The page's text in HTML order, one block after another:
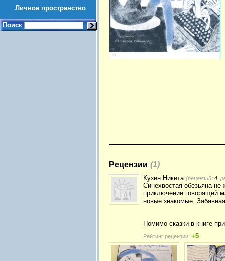
Личное пространство
Поиск
Рецензии (1)
Кузин Никита (рецензий: 4 ,
Синехвостая обезьяна не
приключение говорящей
новые знакомые.
Помимо сказки в книге
Рейтинг рецензии: +5